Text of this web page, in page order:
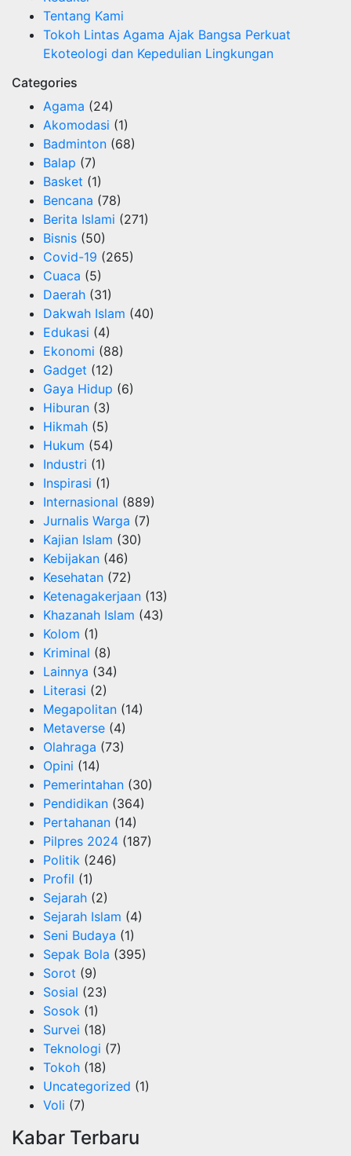
Tentang Kami
Tokoh Lintas Agama Ajak Bangsa Perkuat
Ekoteologi dan Kepedulian Lingkungan
Categories
Agama (24)
Akomodasi (1)
Badminton (68)
Balap (7)
Basket (1)
Bencana (78)
Berita Islami (271)
Bisnis (50)
Covid-19 (265)
Cuaca (5)
Daerah (31)
Dakwah Islam (40)
Edukasi (4)
Ekonomi (88)
Gadget (12)
Gaya Hidup (6)
Hiburan (3)
Hikmah (5)
Hukum (54)
Industri (1)
Inspirasi (1)
Internasional (889)
Jurnalis Warga (7)
Kajian Islam (30)
Kebijakan (46)
Kesehatan (72)
Ketenagakerjaan (13)
Khazanah Islam (43)
Kolom (1)
Kriminal (8)
Lainnya (34)
Literasi (2)
Megapolitan (14)
Metaverse (4)
Olahraga (73)
Opini (14)
Pemerintahan (30)
Pendidikan (364)
Pertahanan (14)
Pilpres 2024 (187)
Politik (246)
Profil (1)
Sejarah (2)
Sejarah Islam (4)
Seni Budaya (1)
Sepak Bola (395)
Sorot (9)
Sosial (23)
Sosok (1)
Survei (18)
Teknologi (7)
Tokoh (18)
Uncategorized (1)
Voli (7)
Kabar Terbaru